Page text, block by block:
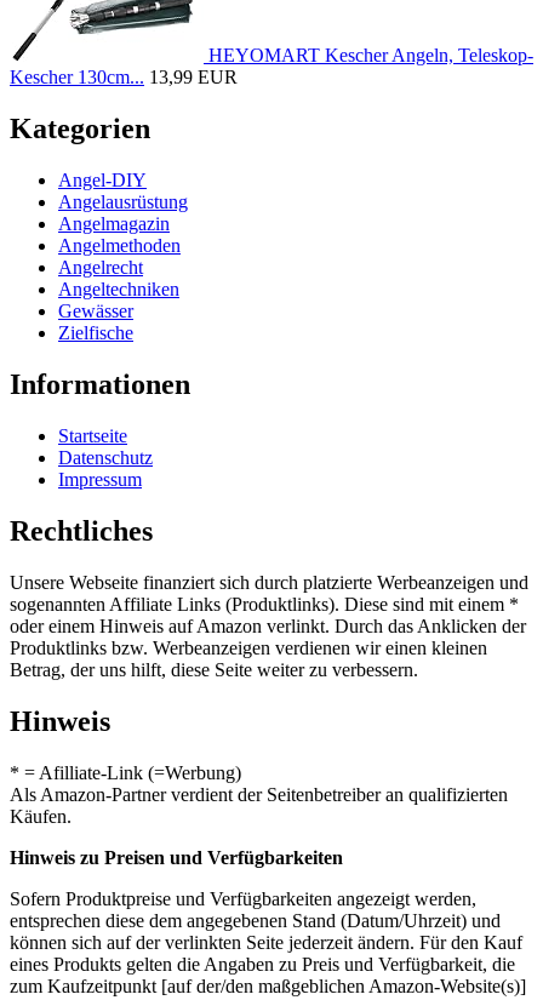
HEYOMART Kescher Angeln, Teleskop-
Kescher 130cm... 13,99 EUR
Kategorien
Angel-DIY
Angelausrüstung
Angelmagazin
Angelmethoden
Angelrecht
Angeltechniken
Gewässer
Zielfische
Informationen
Startseite
Datenschutz
Impressum
Rechtliches
Unsere Webseite finanziert sich durch platzierte Werbeanzeigen und
sogenannten Affiliate Links (Produktlinks). Diese sind mit einem *
oder einem Hinweis auf Amazon verlinkt. Durch das Anklicken der
Produktlinks bzw. Werbeanzeigen verdienen wir einen kleinen
Betrag, der uns hilft, diese Seite weiter zu verbessern.
Hinweis
* = Afilliate-Link (=Werbung)
Als Amazon-Partner verdient der Seitenbetreiber an qualifizierten
Käufen.
Hinweis zu Preisen und Verfügbarkeiten
Sofern Produktpreise und Verfügbarkeiten angezeigt werden,
entsprechen diese dem angegebenen Stand (Datum/Uhrzeit) und
können sich auf der verlinkten Seite jederzeit ändern. Für den Kauf
eines Produkts gelten die Angaben zu Preis und Verfügbarkeit, die
zum Kaufzeitpunkt [auf der/den maßgeblichen Amazon-Website(s)]